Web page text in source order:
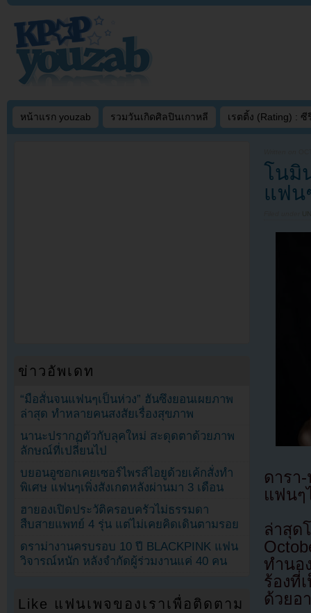
หน้าแรก youzab รวมวันเกิดศิลปินเกาหลี เรตติ้ง (Rating) : ซี
โนมิ
แฟน
ดารา
แฟนๆ
ล่าสุด
ทำนอ
ร้องที่
ด้วยอ
ข่าวอัพเดท
“มือสั่นจนแฟนๆเป็นห่วง” ฮันซึงยอนเผยภาพ
ล่าสุด ทำหลายคนสงสัยเรื่องสุขภาพ
นานะปรากฏตัวกับลุคใหม่ สะดุดตาด้วยภาพ
ลักษณ์ที่เปลี่ยนไป
บยอนอูซอกเคยเซอร์ไพรส์ไอยูด้วยเค้กสั่งทำ
พิเศษ แฟนๆเพิ่งสังเกตหลังผ่านมา 3 เดือน
ฮายองเปิดประวัติครอบครัวไม่ธรรมดา
สืบสายแพทย์ 4 รุ่น แต่ไม่เคยคิดเดินตามรอย
ดราม่างานครบรอบ 10 ปี BLACKPINK แฟน
วิจารณ์หนัก หลังจำกัดผู้ร่วมงานแค่ 40 คน
Like แฟนเพจของเราเพื่อติดตาม